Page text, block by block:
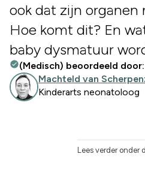
ook dat zijn organen
Hoe komt dit? En
baby dysmatuur
(Medisch) beoordeeld door:
Machteld van
Kinderarts neonatoloog
Lees verder onder